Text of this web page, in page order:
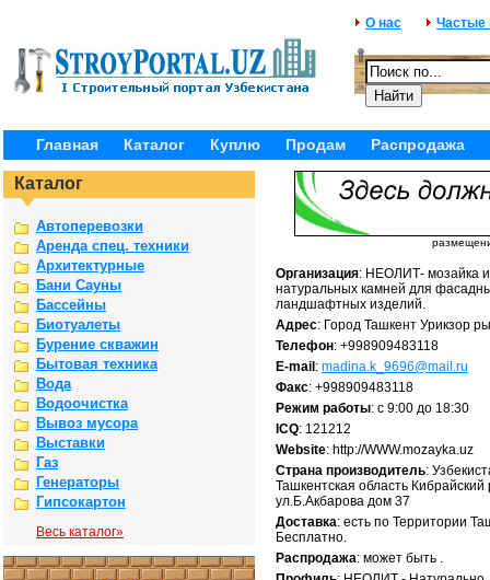
О нас Частые
Главная Каталог Куплю Продам Распродажа
Каталог
Автоперевозки
Аренда спец. техники
Архитектурные
Бани Сауны
Бассейны
Биотуалеты
Бурение скважин
Бытовая техника
Вода
Водоочистка
Вывоз мусора
Выставки
Газ
Генераторы
Гипсокартон
Весь каталог»
Организация: НЕОЛИТ- мозайка
натуральных камней для
ландшафтных изделий.
Адрес: Город Ташкент Урикзор
Телефон: +998909483118
E-mail : madina.k_9696@mail.ru
Факс: +998909483118
Режим работы: с 9:00 до 18:30
ICQ: 121212
Website: http://WWW.mozayka.uz
Страна производитель:
Ташкентская область Кибрайский
ул.Б.Акбарова дом 37
Доставка: есть по Территории
Бесплатно.
Распродажа: может быть .